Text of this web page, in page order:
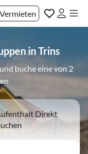
Vermieten
in Trins
buche eine von 2
Direkt